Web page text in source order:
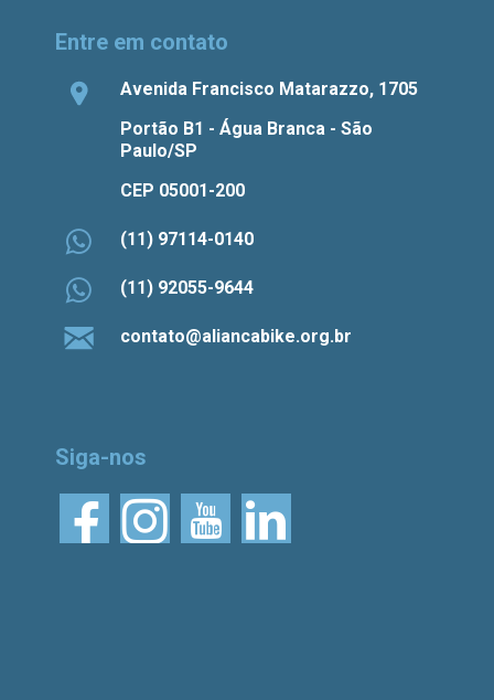
Entre em contato
Avenida Francisco Matarazzo, 1705
Portão B1 - Água Branca - São
Paulo/SP
CEP 05001-200
(11) 97114-0140
(11) 92055-9644
contato@aliancabike.org.br
Siga-nos